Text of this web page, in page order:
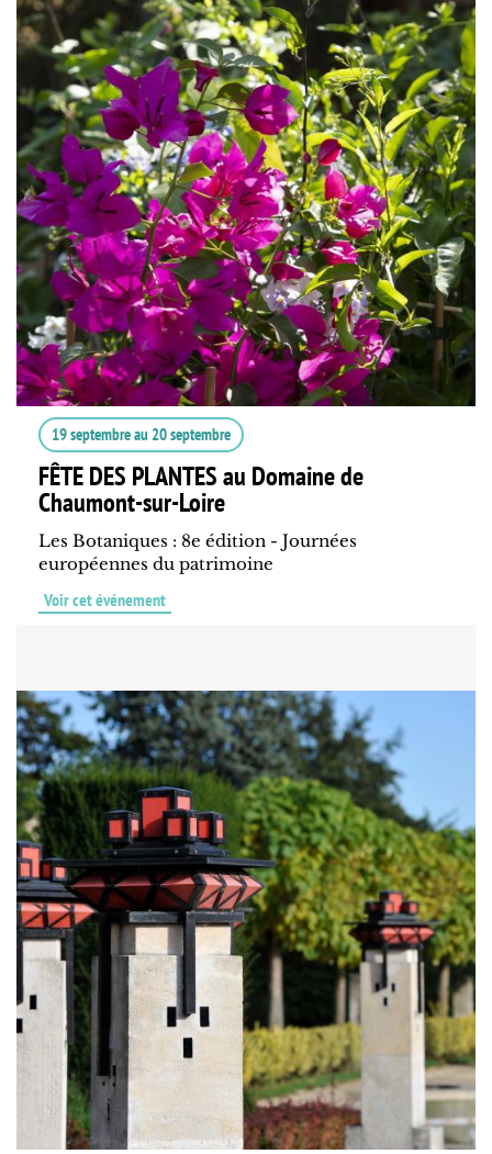
19 septembreau 20 septembre
FÊTE DES PLANTES au Domaine de
Chaumont-sur-Loire
Les Botaniques : 8e édition - Journées
européennes du patrimoine
Voir cet événement